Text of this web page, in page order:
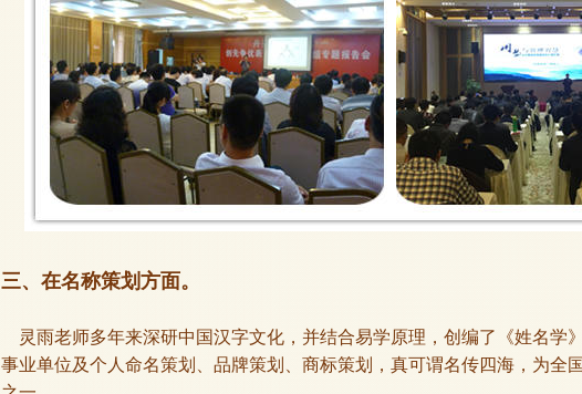
三、在名称策划方面。
灵雨老师多年来深研中国汉字文化，并结合易学原理，创编了《姓名学
事业单位及个人命名策划、品牌策划、商标策划，真可谓名传四海，为全